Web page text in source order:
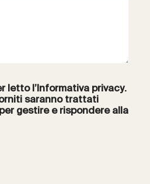
letto l’Informativa privacy.
saranno trattati
gestire e rispondere alla